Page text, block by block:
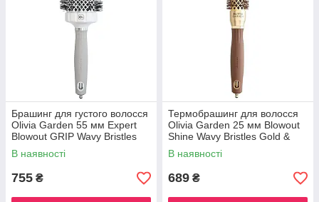
Брашинг для густого волосся
Olivia Garden 55 мм Expert
Blowout GRIP Wavy Bristles
(OGID2167)
В наявності
755 ₴
Термобрашинг для волосся
Olivia Garden 25 мм Blowout
Shine Wavy Bristles Gold &
Brown (ID2048)
В наявності
689 ₴